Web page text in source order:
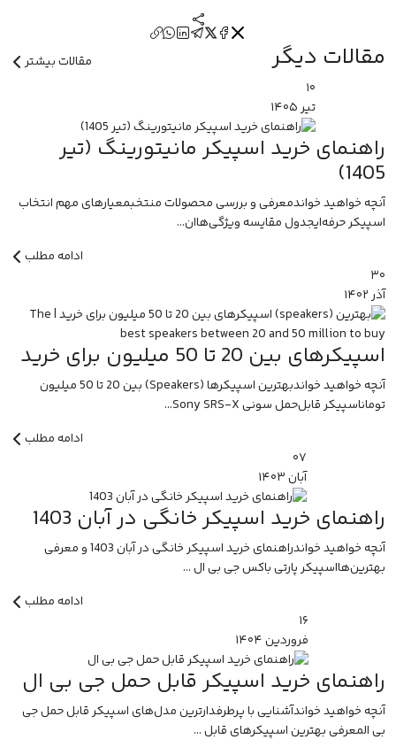
مقالات دیگر
مقالات بیشتر
۱۰
تیر۱۴۰۵
راهنمای خرید اسپیکر مانیتورینگ (تیر
1405)
آنچه خواهید خواندمعرفی و بررسی محصولات منتخبمعیارهای مهم انتخاب
اسپیکر حرفه‌ایجدول مقایسه ویژگی‌هاان...
ادامه مطلب
۳۰
آذر۱۴۰۲
اسپیکرهای بین 20 تا 50 میلیون برای خرید
آنچه خواهید خواندبهترین اسپیکرها (Speakers) بین 20 تا 50 میلیون
توماناسپیکر قابل‌حمل سونی Sony SRS-X...
ادامه مطلب
۰۷
آبان۱۴۰۳
راهنمای خرید اسپیکر خانگی در آبان 1403
آنچه خواهید خواندراهنمای خرید اسپیکر خانگی در آبان 1403 و معرفی
بهترین‌هااسپیکر پارتی باکس جی بی ال ...
ادامه مطلب
۱۶
فروردین۱۴۰۴
راهنمای خرید اسپیکر قابل حمل جی بی ال
آنچه خواهید خواندآشنایی با پرطرفدارترین مدل‌های اسپیکر قابل حمل جی
بی المعرفی بهترین اسپیکرهای قابل ...